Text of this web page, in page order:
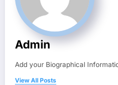
Admin
Add your Biographical
View All Posts